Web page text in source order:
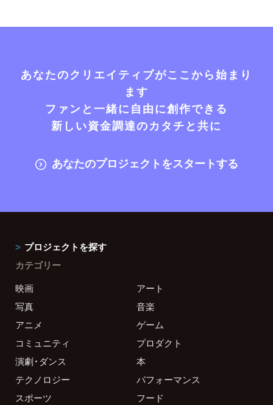
あなたのクリエイティブがここから始まり
ます
ファンと一緒に自由に創作できる
新しい資金調達のカタチと共に
あなたのプロジェクトをスタートする
プロジェクトを探す
カテゴリー
映画
アート
写真
音楽
アニメ
ゲーム
コミュニティ
プロダクト
演劇・ダンス
本
テクノロジー
パフォーマンス
スポーツ
フード